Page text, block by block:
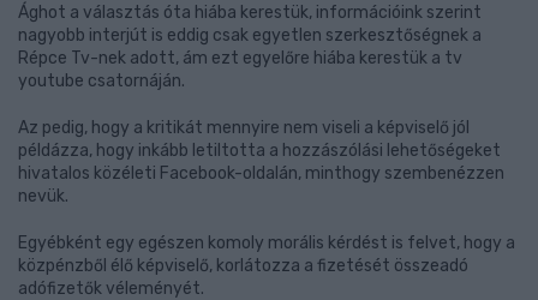
Ághot a választás óta hiába kerestük, információink szerint
nagyobb interjút is eddig csak egyetlen szerkesztőségnek a
Répce Tv-nek adott, ám ezt egyelőre hiába kerestük a tv
youtube csatornáján.
Az pedig, hogy a kritikát mennyire nem viseli a képviselő jól
példázza, hogy inkább letiltotta a hozzászólási lehetőségeket
hivatalos közéleti Facebook-oldalán, minthogy szembenézzen
nevük.
Egyébként egy egészen komoly morális kérdést is felvet, hogy a
közpénzből élő képviselő, korlátozza a fizetését összeadó
adófizetők véleményét.